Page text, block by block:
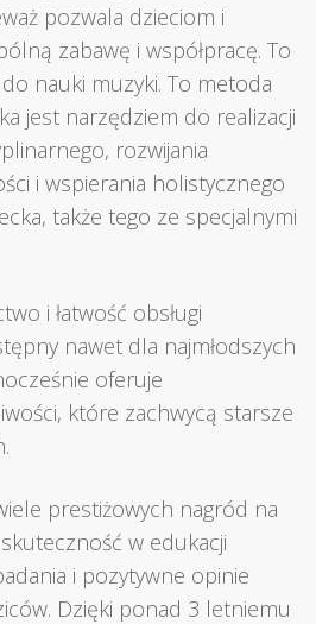
pozwala dzieciom i
zabawę i współpracę. To
nauki muzyki. To metoda
jest narzędziem do realizacji
rozwijania
i wspierania holistycznego
także tego ze specjalnymi
i łatwość obsługi
nawet dla najmłodszych
oferuje
które zachwycą starsze
prestiżowych nagród na
skuteczność w edukacji
i pozytywne opinie
Dzięki ponad 3 letniemu